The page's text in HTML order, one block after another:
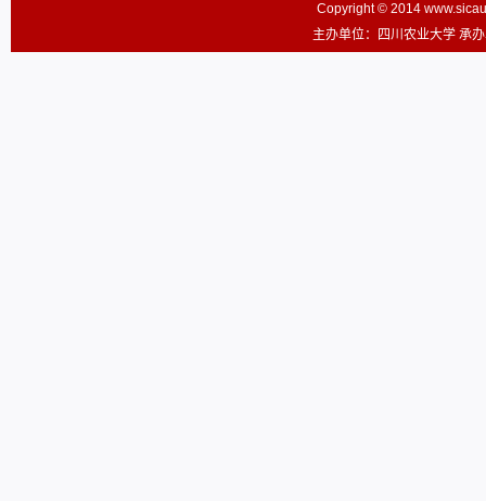
Copyright © 2014
主办单位：四川农业大学 承